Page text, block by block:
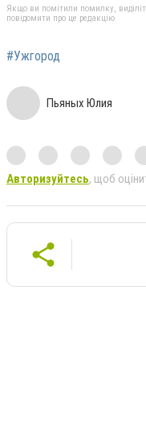
Якщо ви помітили помилку,
повідомити про це редакцію
#Ужгород
Пьяных Юлия
Авторизуйтесь, щоб